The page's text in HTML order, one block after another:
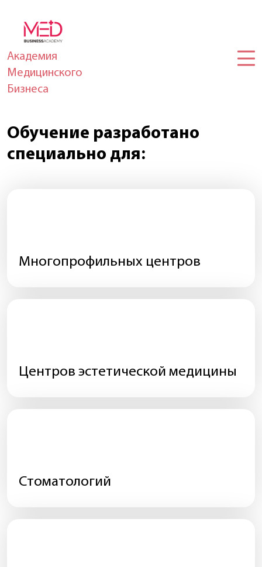
Академия
Медицинского
Бизнеса
Обучение разработано
специально для:
Многопрофильных центров
Центров эстетической медицины
Стоматологий